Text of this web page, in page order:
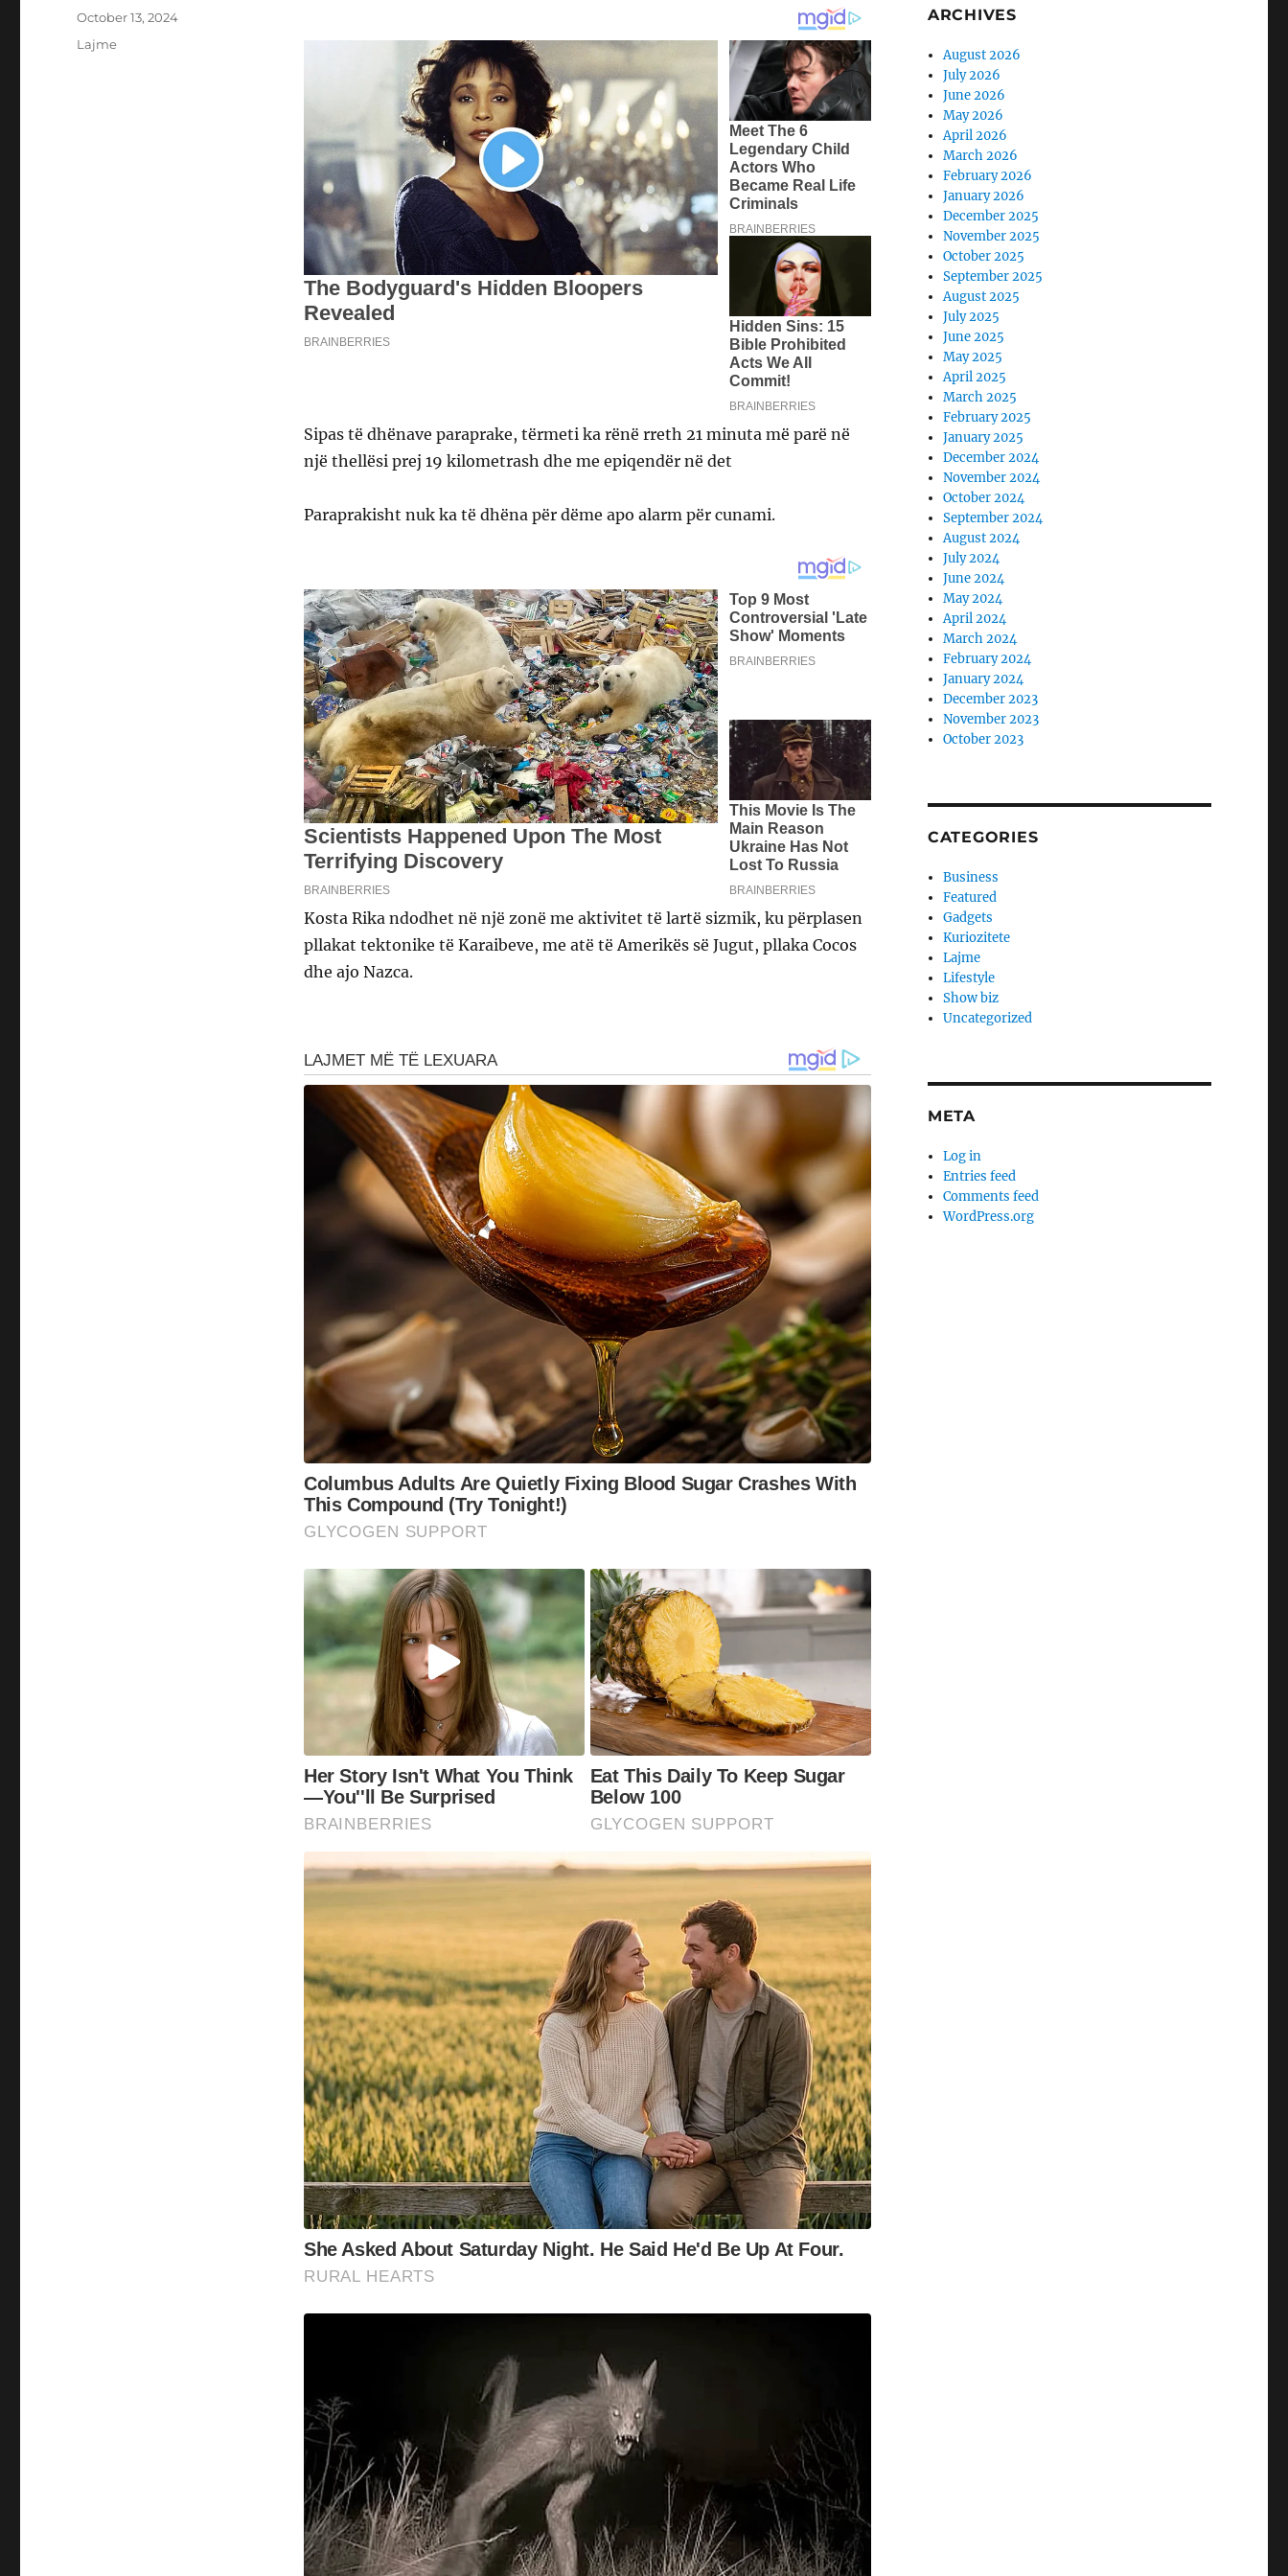
Sipas të dhënave paraprake, tërmeti ka rënë rreth 21 minuta më parë në
një thellësi prej 19 kilometrash dhe me epiqendër në det
Paraprakisht nuk ka të dhëna për dëme apo alarm për cunami.
Kosta Rika ndodhet në një zonë me aktivitet të lartë sizmik, ku përplasen
pllakat tektonike të Karaibeve, me atë të Amerikës së Jugut, pllaka Cocos
dhe ajo Nazca.
Posted
October 13, 2024
Categories
Lajme
ARCHIVES
August 2026
July 2026
June 2026
May 2026
April 2026
March 2026
February 2026
January 2026
December 2025
November 2025
October 2025
September 2025
August 2025
July 2025
June 2025
May 2025
April 2025
March 2025
February 2025
January 2025
December 2024
November 2024
October 2024
September 2024
August 2024
July 2024
June 2024
May 2024
April 2024
March 2024
February 2024
January 2024
December 2023
November 2023
October 2023
CATEGORIES
Business
Featured
Gadgets
Kuriozitete
Lajme
Lifestyle
Show biz
Uncategorized
META
Log in
Entries feed
Comments feed
WordPress.org